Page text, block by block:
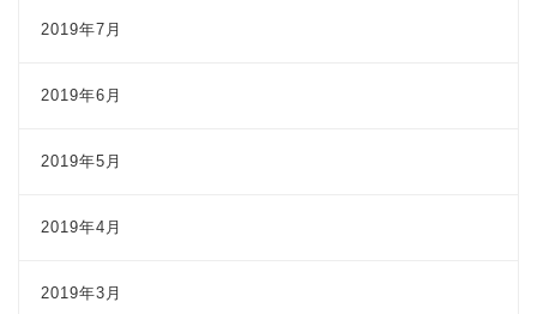
2019年7月
2019年6月
2019年5月
2019年4月
2019年3月